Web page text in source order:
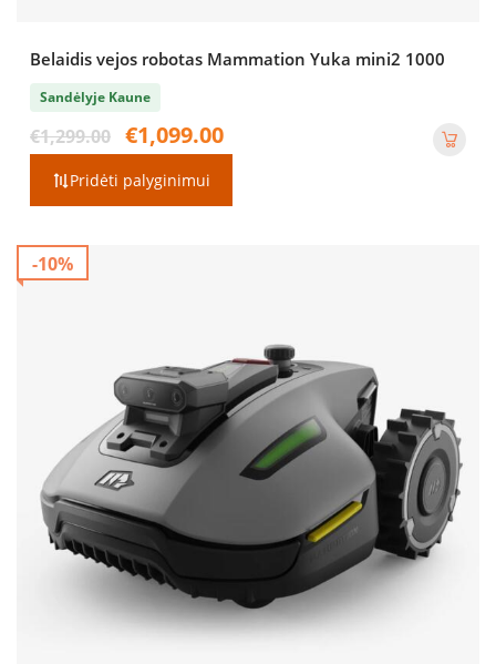
Belaidis vejos robotas Mammation Yuka mini2 1000
Sandėlyje Kaune
€1,299.00
Original
price
was:
€1,299.00.
€1,099.00Current
Pridėti palyginimui
-10%